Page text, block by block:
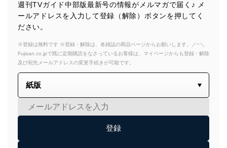
週刊TVガイド中部版最新号の情報がメルマガで届く♪ メ
ールアドレスを入力して登録（解除）ボタンを押してく
ださい。
※登録は無料です ※登録・解除は、各雑誌の商品ページからお願いします。／~＼
Fujisan.co.jpで既に定期購読をなさっているお客様は、マイページからも登録・解除
及び宛先メールアドレスの変更手続きが可能です。